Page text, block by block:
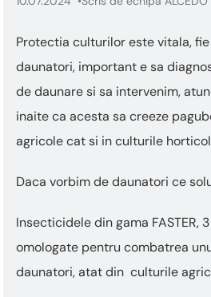
reader,
press
"Ctrl
This
shortcut
activates
screen
you
navigate
Protectia culturilor este vitala,
daunatori, important e sa
de daunare si sa intervenim,
inaite ca acesta sa creeze
agricole cat si in culturile
Daca vorbim de daunatori ce
Insecticidele din gama FASTER,
omologate pentru combatrea
daunatori, atat din culturile